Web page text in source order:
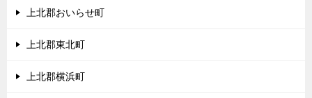
上北郡おいらせ町
上北郡東北町
上北郡横浜町